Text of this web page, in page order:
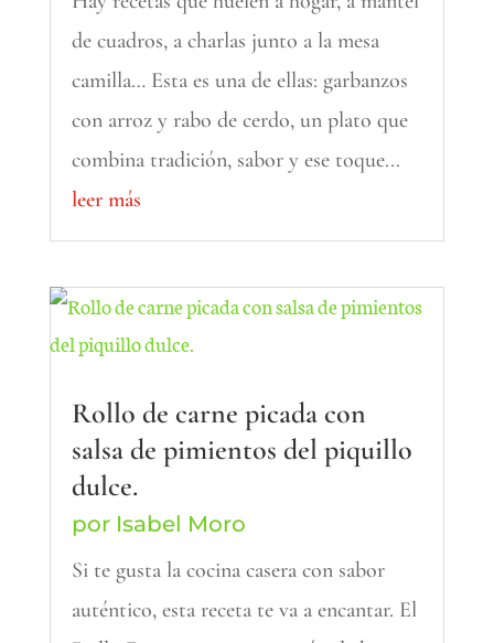
de cuadros, a charlas junto a la mesa
camilla… Esta es una de ellas: garbanzos
con arroz y rabo de cerdo, un plato que
combina tradición, sabor y ese toque...
leer más
Rollo de carne picada con
salsa de pimientos del piquillo
dulce.
por Isabel Moro
Si te gusta la cocina casera con sabor
auténtico, esta receta te va a encantar. El